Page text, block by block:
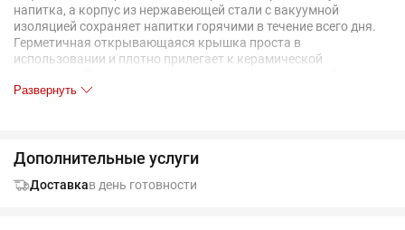
напитка, а корпус из нержавеющей стали с вакуумной
изоляцией сохраняет напитки горячими в течение всего дня.
Герметичная открывающаяся крышка проста в
использовании и плотно прилегает к керамической
стандартный подстаканник, так что вы сможете насладиться
Гравировка (CO2 лазер) (Без чернения) на данный товар
оборудования в размере 1100 рублей на весь тираж.
Развернуть
Дополнительные услуги
Доставкав день готовности